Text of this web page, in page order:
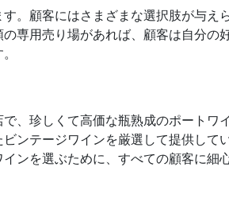
。顧客にはさまざまな選択肢が与え
専用売り場があれば、顧客は自分の
、珍しくて高価な瓶熟成のポートワ
ンテージワインを厳選して提供して
ンを選ぶために、すべての顧客に細